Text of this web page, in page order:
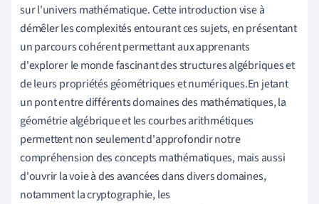
sur l'univers mathématique. Cette introduction vise à
démêler les complexités entourant ces sujets, en présentant
un parcours cohérent permettant aux apprenants
d'explorer le monde fascinant des structures algébriques et
de leurs propriétés géométriques et numériques.En jetant
un pont entre différents domaines des mathématiques, la
géométrie algébrique et les courbes arithmétiques
permettent non seulement d'approfondir notre
compréhension des concepts mathématiques, mais aussi
d'ouvrir la voie à des avancées dans divers domaines,
notamment la cryptographie, les